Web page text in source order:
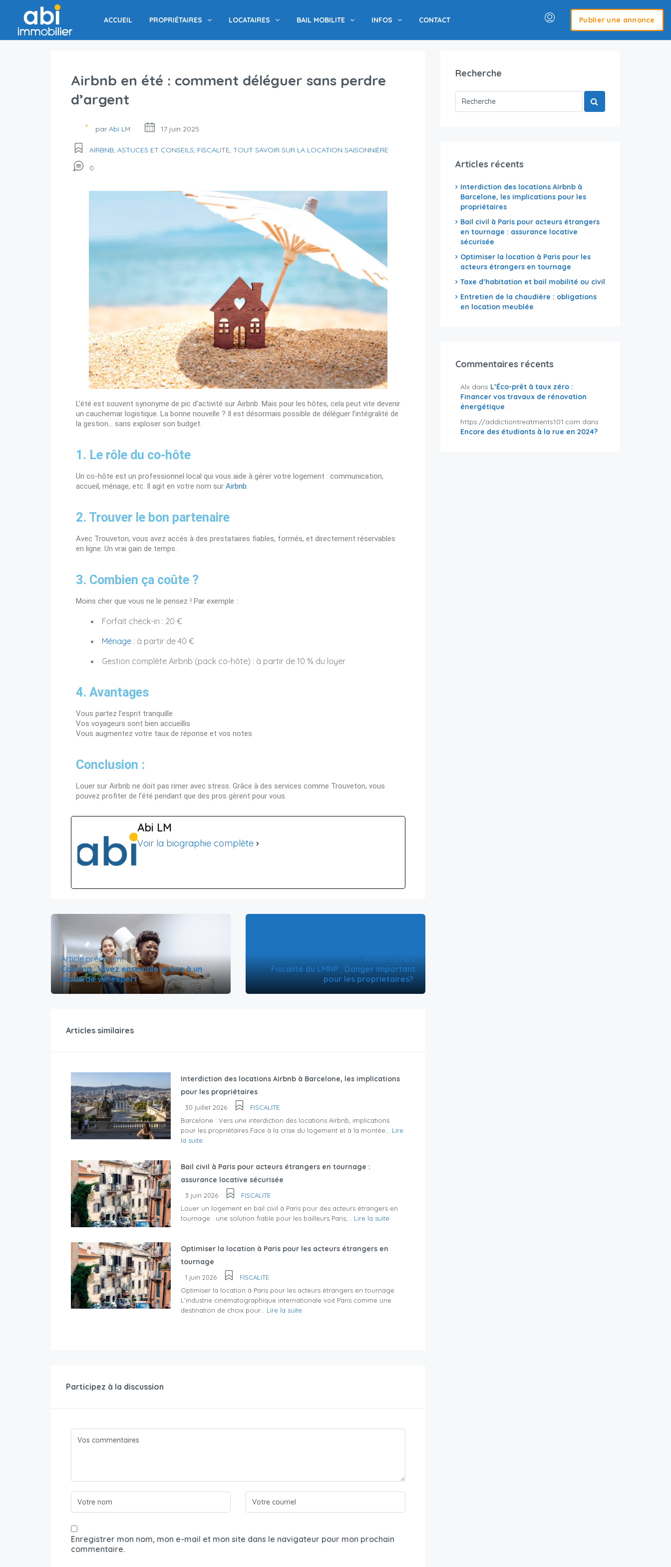
ACCUEIL PROPRIÉTAIRES LOCATAIRES BAIL MOBILITE INFOS CONTACT Publier une annonce
Airbnb en été : comment déléguer sans perdre
d’argent
par Abi LM 17 juin 2025
AIRBNB, ASTUCES ET CONSEILS, FISCALITE, TOUT SAVOIR SUR LA LOCATION SAISONNIÈRE
0
L’été est souvent synonyme de pic d’activité sur Airbnb. Mais pour les hôtes, cela peut vite devenir
un cauchemar logistique. La bonne nouvelle ? Il est désormais possible de déléguer l’intégralité de
la gestion… sans exploser son budget.
1. Le rôle du co-hôte
Un co-hôte est un professionnel local qui vous aide à gérer votre logement : communication,
accueil, ménage, etc. Il agit en votre nom sur Airbnb.
2. Trouver le bon partenaire
Avec Trouveton, vous avez accès à des prestataires fiables, formés, et directement réservables
en ligne. Un vrai gain de temps.
3. Combien ça coûte ?
Moins cher que vous ne le pensez ! Par exemple :
Forfait check-in : 20 €
Ménage : à partir de 40 €
Gestion complète Airbnb (pack co-hôte) : à partir de 10 % du loyer
4. Avantages
Vous partez l’esprit tranquille
Vos voyageurs sont bien accueillis
Vous augmentez votre taux de réponse et vos notes
Conclusion :
Louer sur Airbnb ne doit pas rimer avec stress. Grâce à des services comme Trouveton, vous
pouvez profiter de l’été pendant que des pros gèrent pour vous.
Abi LM
Voir la biographie complète
Article précédent
Coliving : Vivez ensemble grâce à un
mode de vie expert
Article suivant
Fiscalité du LMNP : Danger important
pour les proprietaires?
Articles similaires
Interdiction des locations Airbnb à Barcelone, les implications
pour les propriétaires
30 juillet 2026
FISCALITE
Barcelone : Vers une interdiction des locations Airbnb, implications
pour les propriétaires Face à la crise du logement et à la montée... Lire
la suite
Bail civil à Paris pour acteurs étrangers en tournage :
assurance locative sécurisée
3 juin 2026
FISCALITE
Louer un logement en bail civil à Paris pour des acteurs étrangers en
tournage : une solution fiable pour les bailleurs Paris,... Lire la suite
Optimiser la location à Paris pour les acteurs étrangers en
tournage
1 juin 2026
FISCALITE
Optimiser la location à Paris pour les acteurs étrangers en tournage
L’industrie cinématographique internationale voit Paris comme une
destination de choix pour... Lire la suite
Participez à la discussion
Enregistrer mon nom, mon e-mail et mon site dans le navigateur pour mon prochain
commentaire.
Recherche
Articles récents
Interdiction des locations Airbnb à
Barcelone, les implications pour les
propriétaires
Bail civil à Paris pour acteurs étrangers
en tournage : assurance locative
sécurisée
Optimiser la location à Paris pour les
acteurs étrangers en tournage
Taxe d’habitation et bail mobilité ou civil
Entretien de la chaudière : obligations
en location meublée
Commentaires récents
Alx dans L’Éco-prêt à taux zéro :
Financer vos travaux de rénovation
énergétique
https://addictiontreatments101.com dans
Encore des étudiants à la rue en 2024?